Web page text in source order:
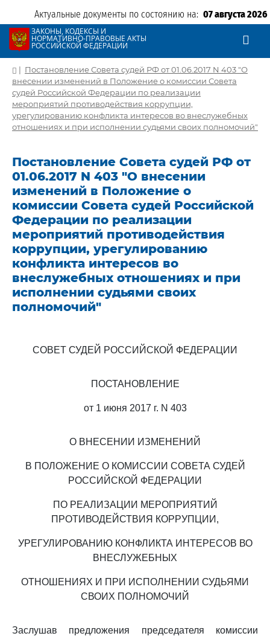
Актуальные документы по состоянию на: 07 августа 2026
ЗАКОНЫ, КОДЕКСЫ И
НОРМАТИВНО-ПРАВОВЫЕ АКТЫ
РОССИЙСКОЙ ФЕДЕРАЦИИ
| Постановление Совета судей РФ от 01.06.2017 N 403 "О
внесении изменений в Положение о комиссии Совета
судей Российской Федерации по реализации
мероприятий противодействия коррупции,
урегулированию конфликта интересов во внеслужебных
отношениях и при исполнении судьями своих полномочий"
Постановление Совета судей РФ от
01.06.2017 N 403 "О внесении
изменений в Положение о
комиссии Совета судей Российской
Федерации по реализации
мероприятий противодействия
коррупции, урегулированию
конфликта интересов во
внеслужебных отношениях и при
исполнении судьями своих
полномочий"
СОВЕТ СУДЕЙ РОССИЙСКОЙ ФЕДЕРАЦИИ
ПОСТАНОВЛЕНИЕ
от 1 июня 2017 г. N 403
О ВНЕСЕНИИ ИЗМЕНЕНИЙ
В ПОЛОЖЕНИЕ О КОМИССИИ СОВЕТА СУДЕЙ
РОССИЙСКОЙ ФЕДЕРАЦИИ
ПО РЕАЛИЗАЦИИ МЕРОПРИЯТИЙ
ПРОТИВОДЕЙСТВИЯ КОРРУПЦИИ,
УРЕГУЛИРОВАНИЮ КОНФЛИКТА ИНТЕРЕСОВ ВО
ВНЕСЛУЖЕБНЫХ
ОТНОШЕНИЯХ И ПРИ ИСПОЛНЕНИИ СУДЬЯМИ
СВОИХ ПОЛНОМОЧИЙ
Заслушав предложения председателя комиссии